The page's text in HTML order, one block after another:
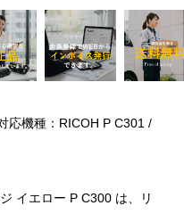
機種：RICOH P C301 /
イエロー P C300 は、リ